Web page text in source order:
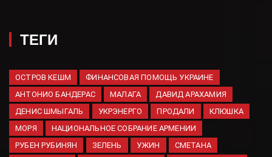
шесть новых товарных знаков
в России
06.08.2026
Минобороны вновь сообщило
об ударах по украинской
логистике
ТЕГИ
ОСТРОВ КЕШМ
ФИНАНСОВАЯ ПОМОЩЬ УКРАИНЕ
АНТОНИО БАНДЕРАС
МАЛАГА
ДАВИД АРАХАМИЯ
ДЕНИС ШМЫГАЛЬ
УКРЭНЕРГО ПРОДАЛИ
КЛЮШКА
МОРЯ
НАЦИОНАЛЬНОЕ СОБРАНИЕ АРМЕНИИ
РУБЕН РУБИНЯН
ЗЕЛЕНЬ УЖИН
СМЕТАНА